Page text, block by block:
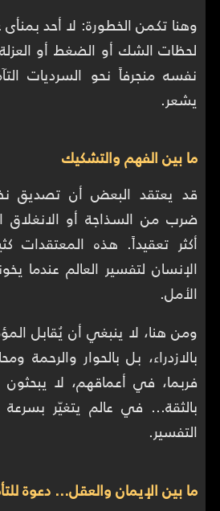
وهنا تكمن الخطورة: لا أحد
لحظات الشك أو الضغط أو
نفسه منجرفاً نحو السرديات
يشعر.
ما بين الفهم والتشكيك
قد يعتقد البعض أن تصديق
ضرب من السذاجة أو الانغلاق
أكثر تعقيداً. هذه المعتقدات
الإنسان لتفسير العالم عندما
الأمل.
ومن هنا، لا ينبغي أن يُقابل
بالازدراء، بل بالحوار والرحمة
فربما، في أعماقهم، لا
بالثقة… في عالم يتغيّر
التفسير.
ما بين الإيمان والعقل… دعوة